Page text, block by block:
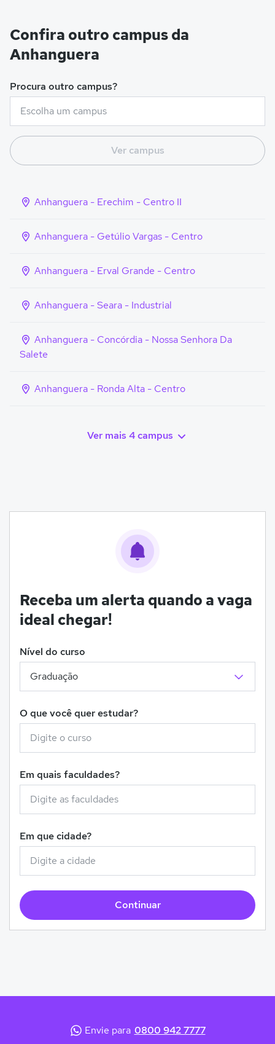
Confira outro campus da
Anhanguera
Procura outro campus?
Ver campus
Anhanguera - Erechim - Centro II
Anhanguera - Getúlio Vargas - Centro
Anhanguera - Erval Grande - Centro
Anhanguera - Seara - Industrial
Anhanguera - Concórdia - Nossa Senhora Da
Salete
Anhanguera - Ronda Alta - Centro
Ver mais 4 campus
Receba um alerta quando a vaga
ideal chegar!
Nível do curso
O que você quer estudar?
Em quais faculdades?
Em que cidade?
Continuar
Envie para 0800 942 7777